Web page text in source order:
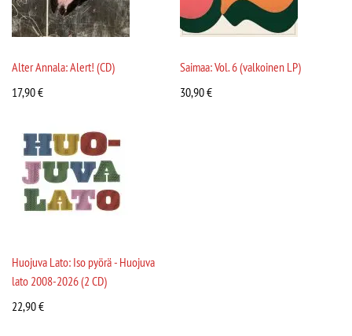
Alter Annala: Alert! (CD)
17,90€
Saimaa: Vol. 6 (valkoinen LP)
30,90€
Huojuva Lato: Iso pyörä - Huojuva
lato 2008-2026 (2 CD)
22,90€